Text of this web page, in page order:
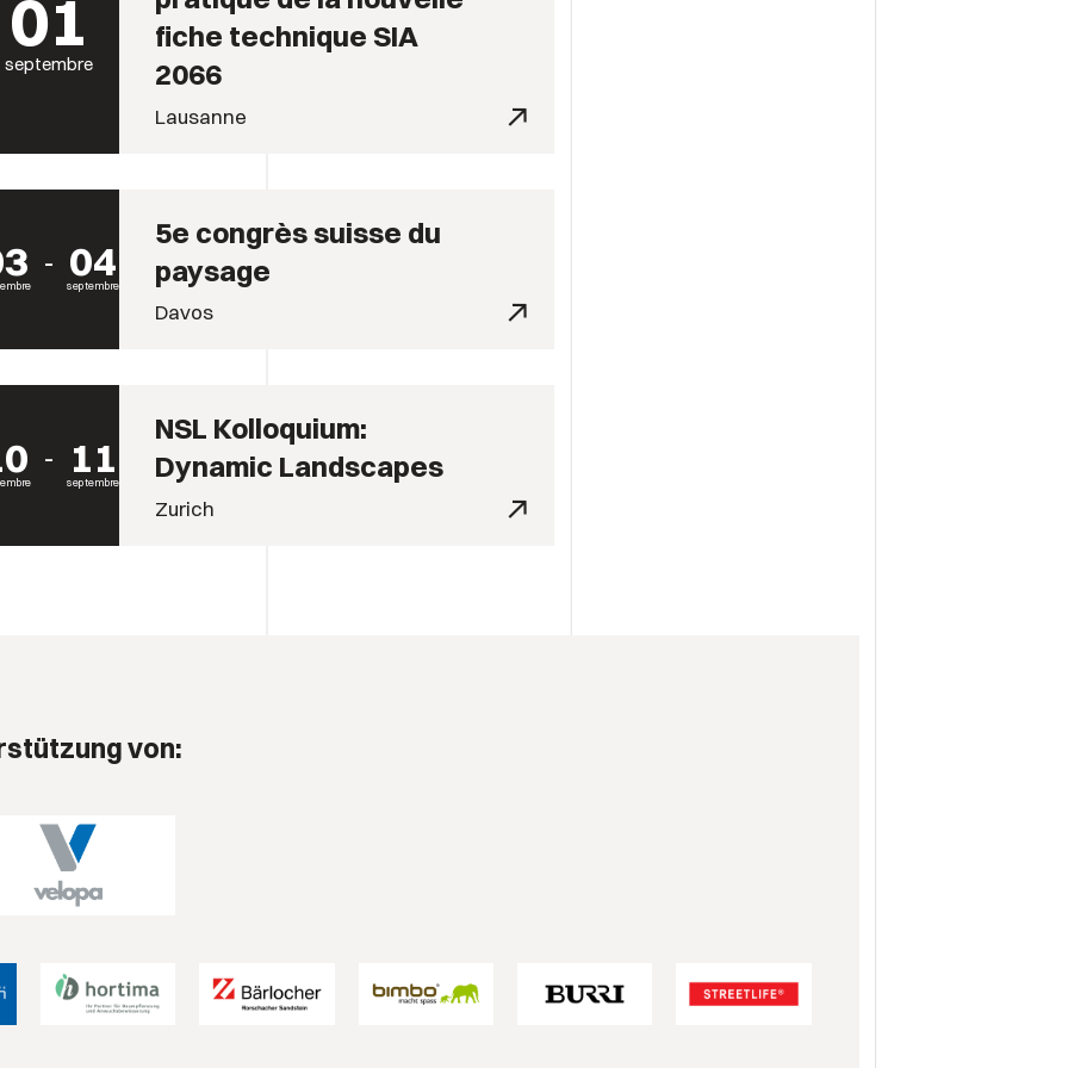
01
septembre
fiche technique SIA
2066
Lausanne
04
septembre
5e congrès suisse du
paysage
Davos
11
septembre
NSL Kolloquium:
Dynamic Landscapes
Zurich
von: